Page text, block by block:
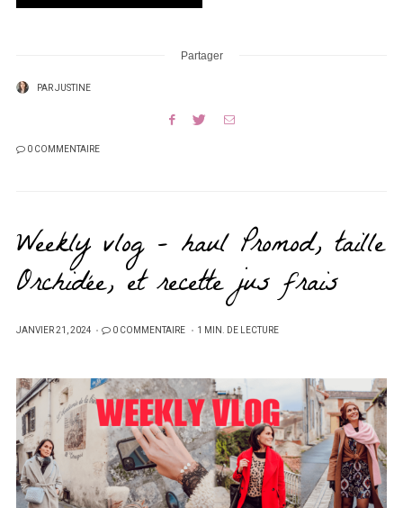
Partager
PARJUSTINE
0 COMMENTAIRE
Weekly vlog – haul Promod, taille
Orchidée, et recette jus frais
PUBLIÉ
JANVIER 21, 2024 0 COMMENTAIRE 1 MIN. DE LECTURE